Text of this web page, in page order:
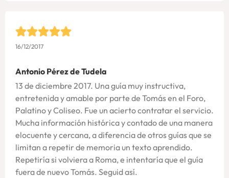
16/12/2017
Antonio Pérez de Tudela
13 de diciembre 2017. Una guía muy instructiva,
entretenida y amable por parte de Tomás en el Foro,
Palatino y Coliseo. Fue un acierto contratar el servicio.
Mucha información histórica y contado de una manera
elocuente y cercana, a diferencia de otros guías que se
limitan a repetir de memoria un texto aprendido.
Repetiría si volviera a Roma, e intentaría que el guía
fuera de nuevo Tomás. Seguid así.